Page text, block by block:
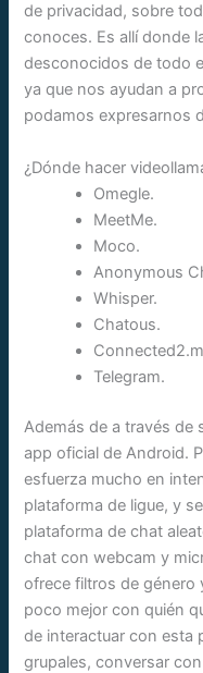
de privacidad, sobre
conoces. Es allí donde
desconocidos de todo
ya que nos ayudan a
podamos expresarnos
¿Dónde hacer
Omegle.
MeetMe.
Moco.
Anonymous
Whisper.
Chatous.
Telegram.
Además de a través de
app oficial de Android.
esfuerza mucho en
plataforma de ligue, y
plataforma de chat
chat con webcam y
ofrece filtros de género
poco mejor con quién
de interactuar con esta
grupales, conversar